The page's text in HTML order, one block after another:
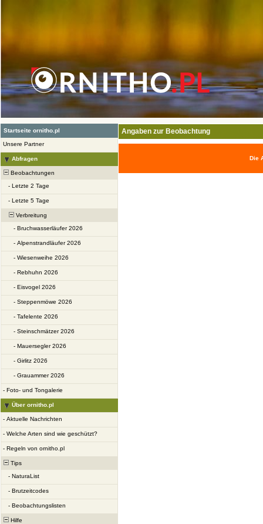
Startseite ornitho.pl
Unsere Partner
Abfragen
Beobachtungen
- Letzte 2 Tage
- Letzte 5 Tage
Verbreitung
- Bruchwasserläufer 2026
- Alpenstrandläufer 2026
- Wiesenweihe 2026
- Rebhuhn 2026
- Eisvogel 2026
- Steppenmöwe 2026
- Tafelente 2026
- Steinschmätzer 2026
- Mauersegler 2026
- Girlitz 2026
- Grauammer 2026
- Foto- und Tongalerie
Über ornitho.pl
- Aktuelle Nachrichten
- Welche Arten sind wie geschützt?
- Regeln von ornitho.pl
Tips
- NaturaList
- Brutzeitcodes
- Beobachtungslisten
Hilfe
Angaben zur Beobachtung
Die